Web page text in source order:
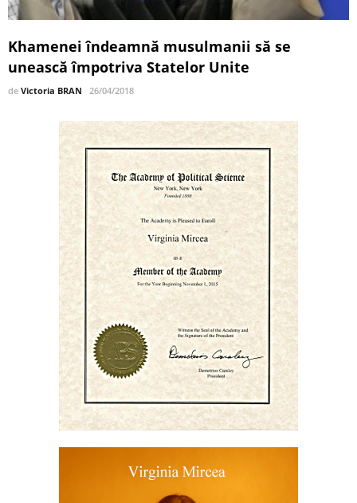
Khamenei îndeamnă musulmanii să se
unească împotriva Statelor Unite
de Victoria BRAN 26/04/2018